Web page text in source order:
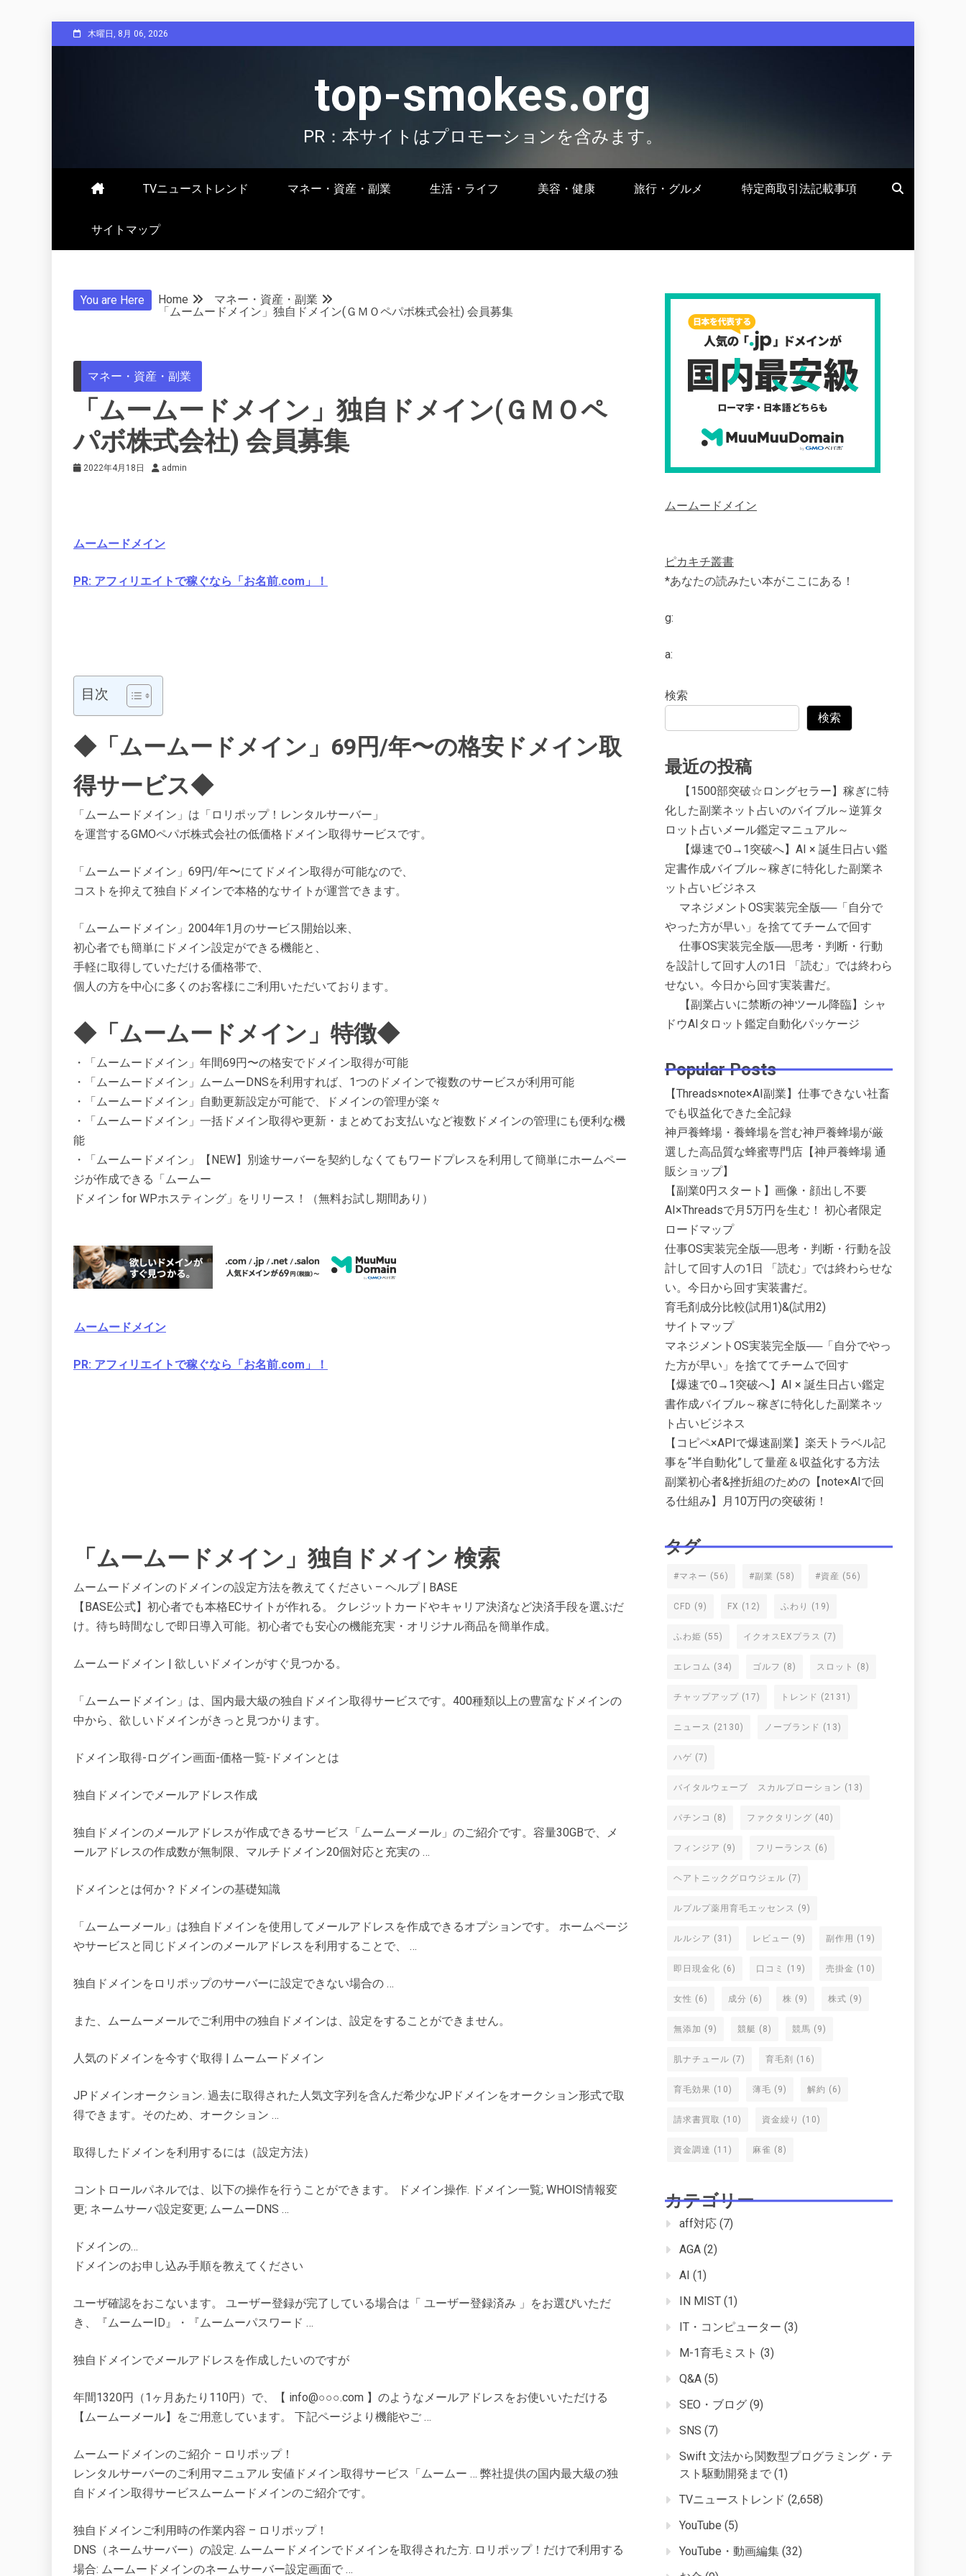
to
木曜日, 8月 06, 2026
top-smokes.org
PR：本サイトはプロモーションを含みます。
TVニューストレンド マネー・資産・副業 生活・ライフ 美容・健康 旅行・グルメ 特定商取引法記載事項
サイトマップ
You are Here Home
マネー・資産・副業
「ムームードメイン」独自ドメイン(ＧＭＯペパボ株式会社) 会員募集
マネー・資産・副業
「ムームードメイン」独自ドメイン(ＧＭＯペ
パボ株式会社) 会員募集
2022年4月18日 admin
ムームードメイン
PR: アフィリエイトで稼ぐなら「お名前.com」！
目次
◆「ムームードメイン」69円/年〜の格安ドメイン取
得サービス◆
「ムームードメイン」は「ロリポップ！レンタルサーバー」
を運営するGMOペパボ株式会社の低価格ドメイン取得サービスです。
「ムームードメイン」69円/年〜にてドメイン取得が可能なので、
コストを抑えて独自ドメインで本格的なサイトが運営できます。
「ムームードメイン」2004年1月のサービス開始以来、
初心者でも簡単にドメイン設定ができる機能と、
手軽に取得していただける価格帯で、
個人の方を中心に多くのお客様にご利用いただいております。
◆「ムームードメイン」特徴◆
・「ムームードメイン」年間69円〜の格安でドメイン取得が可能
・「ムームードメイン」ムームーDNSを利用すれば、1つのドメインで複数のサービスが利用可能
・「ムームードメイン」自動更新設定が可能で、ドメインの管理が楽々
・「ムームードメイン」一括ドメイン取得や更新・まとめてお支払いなど複数ドメインの管理にも便利な機
能
・「ムームードメイン」【NEW】別途サーバーを契約しなくてもワードプレスを利用して簡単にホームペー
ジが作成できる「ムームー
ドメイン for WPホスティング」をリリース！（無料お試し期間あり）
ムームードメイン
PR: アフィリエイトで稼ぐなら「お名前.com」！
「ムームードメイン」独自ドメイン 検索
ムームードメインのドメインの設定方法を教えてください – ヘルプ | BASE
【BASE公式】初心者でも本格ECサイトが作れる。 クレジットカードやキャリア決済など決済手段を選ぶだ
け。待ち時間なしで即日導入可能。初心者でも安心の機能充実・オリジナル商品を簡単作成。
ムームードメイン | 欲しいドメインがすぐ見つかる。
「ムームードメイン」は、国内最大級の独自ドメイン取得サービスです。400種類以上の豊富なドメインの
中から、欲しいドメインがきっと見つかります。
ドメイン取得-ログイン画面-価格一覧-ドメインとは
独自ドメインでメールアドレス作成
独自ドメインのメールアドレスが作成できるサービス「ムームーメール」のご紹介です。容量30GBで、メ
ールアドレスの作成数が無制限、マルチドメイン20個対応と充実の …
ドメインとは何か？ドメインの基礎知識
「ムームーメール」は独自ドメインを使用してメールアドレスを作成できるオプションです。 ホームページ
やサービスと同じドメインのメールアドレスを利用することで、 …
独自ドメインをロリポップのサーバーに設定できない場合の …
また、ムームーメールでご利用中の独自ドメインは、設定をすることができません。
人気のドメインを今すぐ取得 | ムームードメイン
JPドメインオークション. 過去に取得された人気文字列を含んだ希少なJPドメインをオークション形式で取
得できます。そのため、オークション …
取得したドメインを利用するには（設定方法）
コントロールパネルでは、以下の操作を行うことができます。 ドメイン操作. ドメイン一覧; WHOIS情報変
更; ネームサーバ設定変更; ムームーDNS …
ドメインの…
ドメインのお申し込み手順を教えてください
ユーザ確認をおこないます。 ユーザー登録が完了している場合は「 ユーザー登録済み 」をお選びいただ
き、『ムームーID』・『ムームーパスワード …
独自ドメインでメールアドレスを作成したいのですが
年間1320円（1ヶ月あたり110円）で、【 info@○○○.com 】のようなメールアドレスをお使いいただける
【ムームーメール】をご用意しています。 下記ページより機能やご …
ムームードメインのご紹介 – ロリポップ！
レンタルサーバーのご利用マニュアル 安値ドメイン取得サービス「ムームー … 弊社提供の国内最大級の独
自ドメイン取得サービスムームードメインのご紹介です。
独自ドメインご利用時の作業内容 – ロリポップ！
DNS（ネームサーバー）の設定. ムームードメインでドメインを取得された方. ロリポップ！だけで利用する
場合: ムームードメインのネームサーバー設定画面で …
ムームードメイン
ピカキチ叢書
*あなたの読みたい本がここにある！
g:
a:
検索
検索
最近の投稿
【1500部突破☆ロングセラー】稼ぎに特
化した副業ネット占いのバイブル～逆算タ
ロット占いメール鑑定マニュアル～
【爆速で0→1突破へ】AI × 誕生日占い鑑
定書作成バイブル～稼ぎに特化した副業ネ
ット占いビジネス
マネジメントOS実装完全版──「自分で
やった方が早い」を捨ててチームで回す
仕事OS実装完全版──思考・判断・行動
を設計して回す人の1日 「読む」では終わら
せない。今日から回す実装書だ。
【副業占いに禁断の神ツール降臨】シャ
ドウAIタロット鑑定自動化パッケージ
Popular Posts
【Threads×note×AI副業】仕事できない社畜
でも収益化できた全記録
神戸養蜂場・養蜂場を営む神戸養蜂場が厳
選した高品質な蜂蜜専門店【神戸養蜂場 通
販ショップ】
【副業0円スタート】画像・顔出し不要
AI×Threadsで月5万円を生む！ 初心者限定
ロードマップ
仕事OS実装完全版──思考・判断・行動を設
計して回す人の1日 「読む」では終わらせな
い。今日から回す実装書だ。
育毛剤成分比較(試用1)&(試用2)
サイトマップ
マネジメントOS実装完全版──「自分でやっ
た方が早い」を捨ててチームで回す
【爆速で0→1突破へ】AI × 誕生日占い鑑定
書作成バイブル～稼ぎに特化した副業ネッ
ト占いビジネス
【コピペ×APIで爆速副業】楽天トラベル記
事を“半自動化”して量産＆収益化する方法
副業初心者&挫折組のための【note×AIで回
る仕組み】月10万円の突破術！
タグ
#マネー (56) #副業 (58) #資産 (56)
CFD (9) FX (12) ふわり (19)
ふわ姫 (55) イクオスEXプラス (7)
エレコム (34) ゴルフ (8) スロット (8)
チャップアップ (17) トレンド (2131)
ニュース (2130) ノーブランド (13)
ハゲ (7)
バイタルウェーブ スカルプローション (13)
パチンコ (8) ファクタリング (40)
フィンジア (9) フリーランス (6)
ヘアトニックグロウジェル (7)
ルプルプ薬用育毛エッセンス (9)
ルルシア (31) レビュー (9) 副作用 (19)
即日現金化 (6) 口コミ (19) 売掛金 (10)
女性 (6) 成分 (6) 株 (9) 株式 (9)
無添加 (9) 競艇 (8) 競馬 (9)
肌ナチュール (7) 育毛剤 (16)
育毛効果 (10) 薄毛 (9) 解約 (6)
請求書買取 (10) 資金繰り (10)
資金調達 (11) 麻雀 (8)
カテゴリー
aff対応 (7)
AGA (2)
AI (1)
IN MIST (1)
IT・コンピューター (3)
M-1育毛ミスト (3)
Q&A (5)
SEO・ブログ (9)
SNS (7)
Swift 文法から関数型プログラミング・テ
スト駆動開発まで (1)
TVニューストレンド (2,658)
YouTube (5)
YouTube・動画編集 (32)